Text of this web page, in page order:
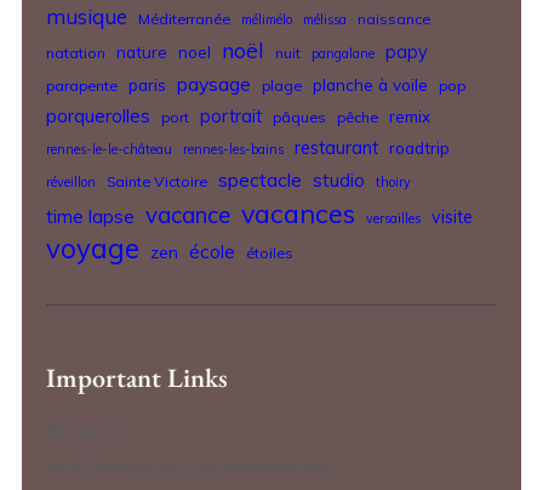
musique Méditerranée mélimélo mélissa
naissance
natation
nature noel noël nuit pangalane papy
parapente paris paysage plage planche à voile pop
porquerolles port portrait pâques pêche remix
rennes-le-le-château rennes-les-bains restaurant roadtrip
réveillon Sainte Victoire spectacle studio thoiry
time lapse vacance vacances versailles visite
voyage zen école étoiles
Important Links